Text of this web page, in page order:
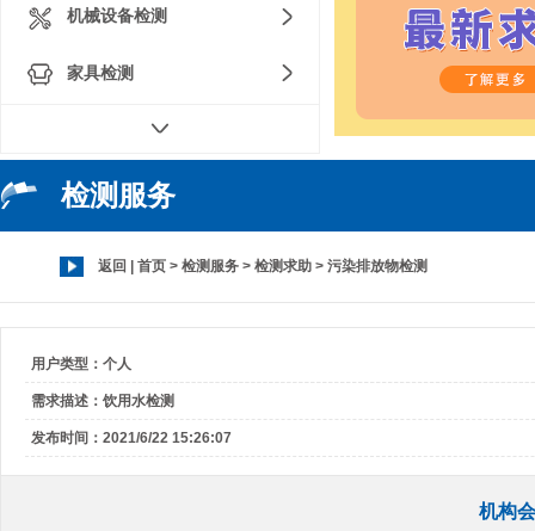
机械设备检测
家具检测
建材陶瓷检测
建筑工程安全防范系统检测
可靠性测试
矿产、煤炭检测
汽车检测
检测服务
返回 首页 > 检测服务 > 检测求助 > 污染排放物检测
用户类型：个人
需求描述：饮用水检测
发布时间：2021/6/22 15:26:07
机构